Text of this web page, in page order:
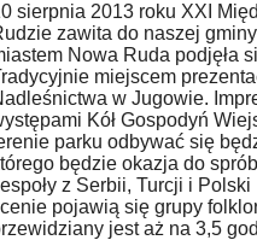
sierpnia 2013 roku XXI
zawita do naszej
Nowa Ruda podjęła
miejscem
w Jugowie.
Kół Gospodyń
parku odbywać się
będzie okazja do
z Serbii, Turcji i
pojawią się grupy
jest aż na 3,5